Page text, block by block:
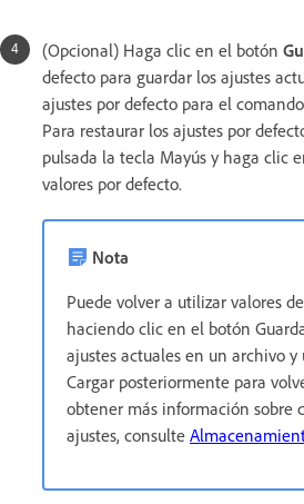
(Opcional) Haga clic en el botón
defecto para guardar los ajustes
ajustes por defecto para el
Para restaurar los ajustes por
pulsada la tecla Mayús y haga clic
valores por defecto.
Nota
Puede volver a utilizar valores
haciendo clic en el botón
ajustes actuales en un archivo
Cargar posteriormente para
obtener más información sobre
ajustes, consulte